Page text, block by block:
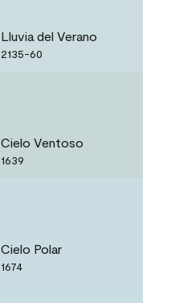
Lluvia del Verano
2135-60
Cielo Ventoso
1639
Cielo Polar
1674